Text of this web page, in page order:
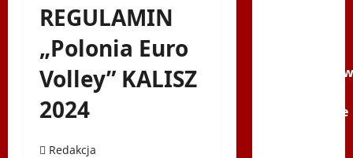
REGULAMIN
„Polonia Euro
Volley” KALISZ
2024
Redakcja
Siatkówce